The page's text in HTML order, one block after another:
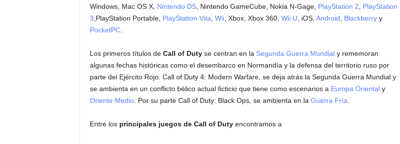
Windows, Mac OS X, Nintendo DS, Nintendo GameCube, Nokia N-Gage, PlayStation 2
PlayStation
3 ,PlayStation Portable, PlayStation Vita Wii, Xbox, Xbox 360, Wii U , iOS, Android Blackberryy
PocketPC.
Los primeros títulos de Call of Dutyse centran en la Segunda Guerra Mundialy rememoran
algunas fechas históricas como el desembarco en Normandía y la defensa del territorio ruso por
parte del Ejército Rojo. Call of Duty 4: Modern Warfare, se deja atrás la Segunda Guerra Mundial y
se ambienta en un conflicto bélico actual ficticio que tiene como escenarios a Europa Orientaly
Oriente Medio. Por su parte Call of Duty: Black Ops, se ambienta en la Guerra Fría
Entre los principales juegos de Call of Dutyencontramos a